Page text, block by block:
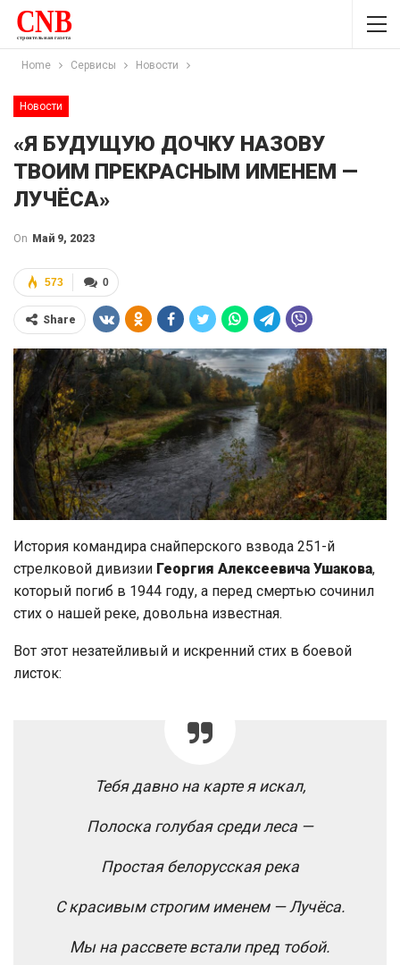
Home Сервисы Новости
Новости
«Я БУДУЩУЮ ДОЧКУ НАЗОВУ
ТВОИМ ПРЕКРАСНЫМ ИМЕНЕМ —
ЛУЧЁСА»
On Май 9, 2023
0
573
Share
История командира снайперского взвода 251-й
стрелковой дивизии Георгия Алексеевича Ушакова,
который погиб в 1944 году, а перед смертью сочинил
стих о нашей реке, довольна известная.
Вот этот незатейливый и искренний стих в боевой
листок:
Тебя давно на карте я искал,
Полоска голубая среди леса —
Простая белорусская река
С красивым строгим именем — Лучёса.
Мы на рассвете встали пред тобой.